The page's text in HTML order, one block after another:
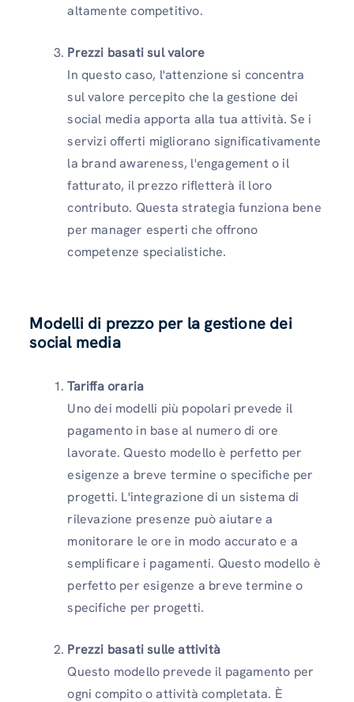
altamente competitivo.
Prezzi basati sul valore
In questo caso, l'attenzione si concentra
sul valore percepito che la gestione dei
social media apporta alla tua attività. Se i
servizi offerti migliorano significativamente
la brand awareness, l'engagement o il
fatturato, il prezzo rifletterà il loro
contributo. Questa strategia funziona bene
per manager esperti che offrono
competenze specialistiche.
Modelli di prezzo per la gestione dei
social media
Tariffa oraria
Uno dei modelli più popolari prevede il
pagamento in base al numero di ore
lavorate. Questo modello è perfetto per
esigenze a breve termine o specifiche per
progetti. L'integrazione di un sistema di
rilevazione presenze può aiutare a
monitorare le ore in modo accurato e a
semplificare i pagamenti. Questo modello è
perfetto per esigenze a breve termine o
specifiche per progetti.
Prezzi basati sulle attività
Questo modello prevede il pagamento per
ogni compito o attività completata. È